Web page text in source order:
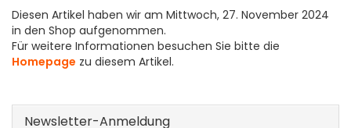
Diesen Artikel haben wir am Mittwoch, 27. November 2024
in den Shop aufgenommen.
Für weitere Informationen besuchen Sie bitte die
Homepage zu diesem Artikel.
Newsletter-Anmeldung